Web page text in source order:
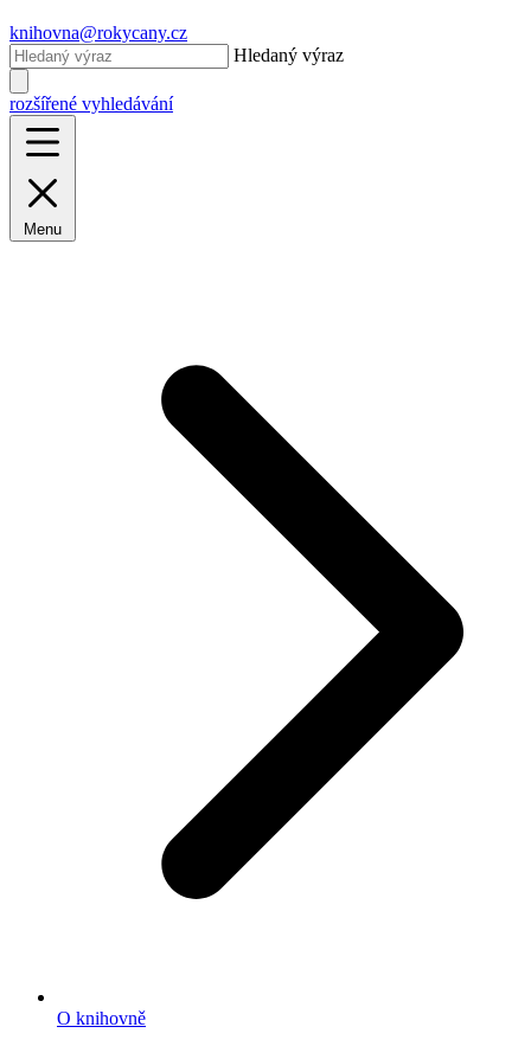
knihovna@rokycany.cz
Hledaný výraz
rozšířené vyhledávání
Menu
O knihovně